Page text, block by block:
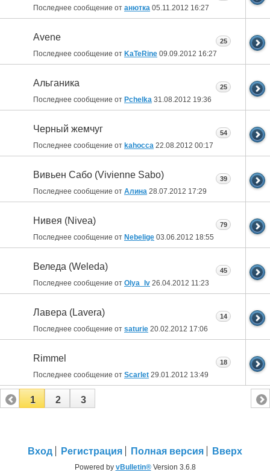
Последнее сообщение от анютка 05.11.2012 16:27
Avene
Последнее сообщение от KaTeRine 09.09.2012 16:27
25
Альганика
Последнее сообщение от Pchelka 31.08.2012 19:36
25
Черный жемчуг
Последнее сообщение от kahocca 22.08.2012 00:17
54
Вивьен Сабо (Vivienne Sabo)
Последнее сообщение от Алина 28.07.2012 17:29
39
Нивея (Nivea)
Последнее сообщение от Nebelige 03.06.2012 18:55
79
Веледа (Weleda)
Последнее сообщение от Olya_Iv 26.04.2012 11:23
45
Лавера (Lavera)
Последнее сообщение от saturie 20.02.2012 17:06
14
Rimmel
Последнее сообщение от Scarlet 29.01.2012 13:49
18
1 2 3
Вход Регистрация Полная версия Вверх
Powered by vBulletin®Version 3.6.8